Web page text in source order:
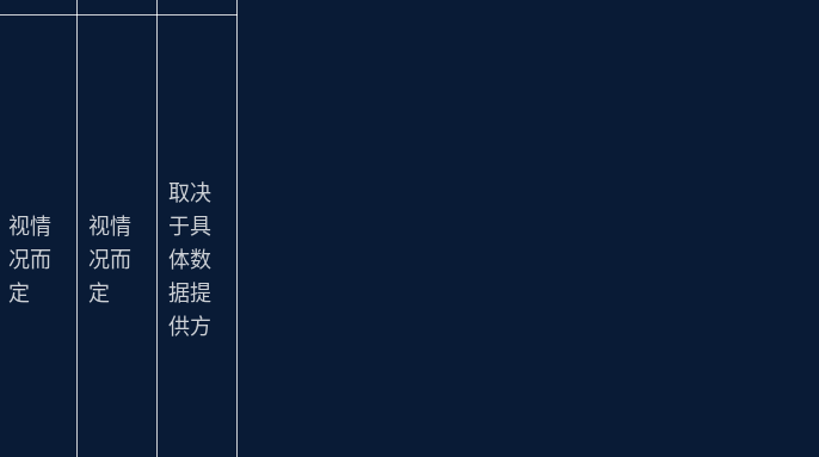
视情
况而
定
视情
况而
定
取决
于具
体数
据提
供方